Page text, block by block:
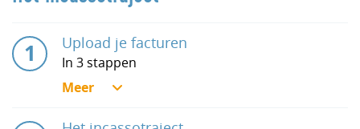
Upload je facturen
In 3 stappen